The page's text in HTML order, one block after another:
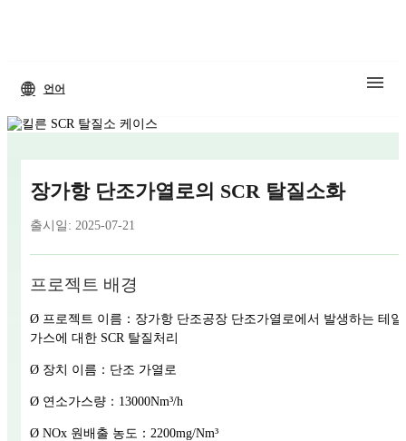
언어
장가항 단조가열로의 SCR 탈질소화
출시일: 2025-07-21
프로젝트 배경
Ø 프로젝트 이름：장가항 단조공장 단조가열로에서 발생하는 테일
가스에 대한 SCR 탈질처리
Ø 장치 이름：단조 가열로
Ø 연소가스량：13000Nm³/h
Ø NOx 원배출 농도：2200mg/Nm³